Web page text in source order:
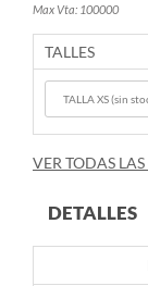
Max Vta: 100000
TALLES
VER TODAS
DETALLES